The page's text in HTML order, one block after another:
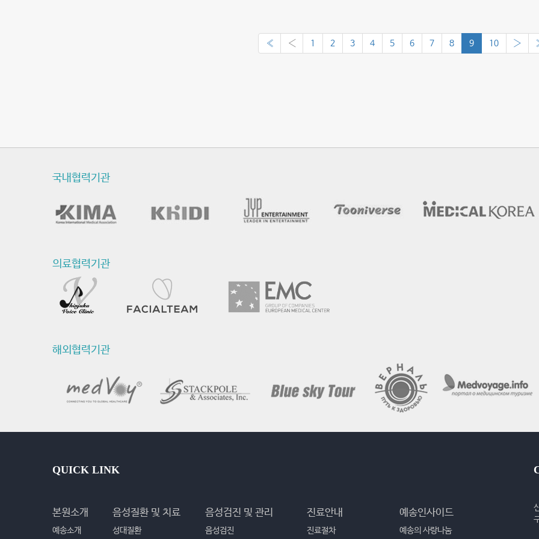
« ‹ 1 2 3 4 5 6 7 8 9 10 ›
국내협력기관
의료협력기관
해외협력기관
QUICK LINK
본원소개
예송소개
음성질환 및 치료
성대질환
음성검진 및 관리
음성검진
진료안내
진료절차
예송인사이드
예송의 사랑나눔